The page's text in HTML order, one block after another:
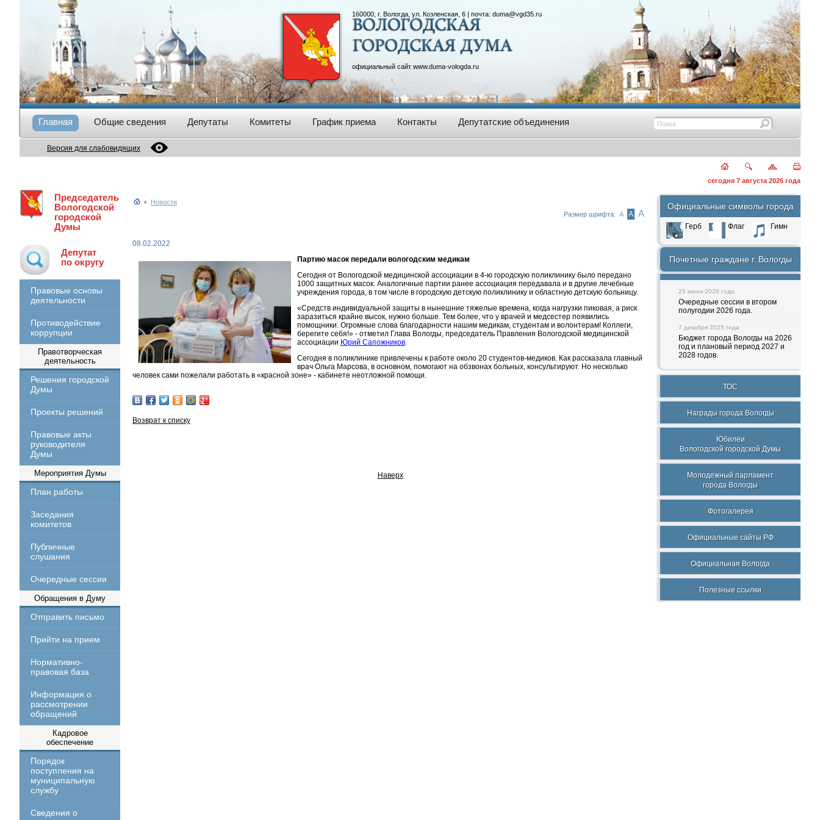
160000, г. Вологда, ул. Козленская, 6 | почта: duma@vgd35.ru
официальный сайт www.duma-vologda.ru
Главная Общие сведения Депутаты Комитеты График приема Контакты Депутатские объединения
Версия для слабовидящих
сегодня 7 августа 2026 года
Председатель
Вологодской
городской
Думы
Депутат
по округу
Правовые основы
деятельности
Противодействие
коррупции
Правотворческая
деятельность
Решения городской
Думы
Проекты решений
Правовые акты
руководителя
Думы
Мероприятия Думы
План работы
Заседания
комитетов
Публичные
слушания
Очередные сессии
Обращения в Думу
Отправить письмо
Прийти на прием
Нормативно-
правовая база
Информация о
рассмотрении
обращений
Кадровое
обеспечение
Порядок
поступления на
муниципальную
службу
Сведения о
Новости
Размер шрифта: А А А
08.02.2022
Партию масок передали вологодским медикам
Сегодня от Вологодской медицинской ассоциации в 4-ю городскую поликлинику было передано
1000 защитных масок. Аналогичные партии ранее ассоциация передавала и в другие лечебные
учреждения города, в том числе в городскую детскую поликлинику и областную детскую больницу.
«Средств индивидуальной защиты в нынешние тяжелые времена, когда нагрузки пиковая, а риск
заразиться крайне высок, нужно больше. Тем более, что у врачей и медсестер появились
помощники. Огромные слова благодарности нашим медикам, студентам и волонтерам! Коллеги,
берегите себя!» - отметил Глава Вологды, председатель Правления Вологодской медицинской
ассоциации Юрий Сапожников.
Сегодня в поликлинике привлечены к работе около 20 студентов-медиков. Как рассказала главный
врач Ольга Марсова, в основном, помогают на обзвонах больных, консультируют. Но несколько
человек сами пожелали работать в «красной зоне» - кабинете неотложной помощи.
Возврат к списку
Наверх
Официальные символы города
Герб Флаг Гимн
Почетные граждане г. Вологды
25 июня 2026 года
Очередные сессии в втором
полугодии 2026 года.
7 декабря 2025 года
Бюджет города Вологды на 2026
год и плановый период 2027 и
2028 годов.
ТОС
Награды города Вологды
Юбилеи
Вологодской городской Думы
Молодежный парламент
города Вологды
Фотогалерея
Официальные сайты РФ
Официальная Вологда
Полезные ссылки